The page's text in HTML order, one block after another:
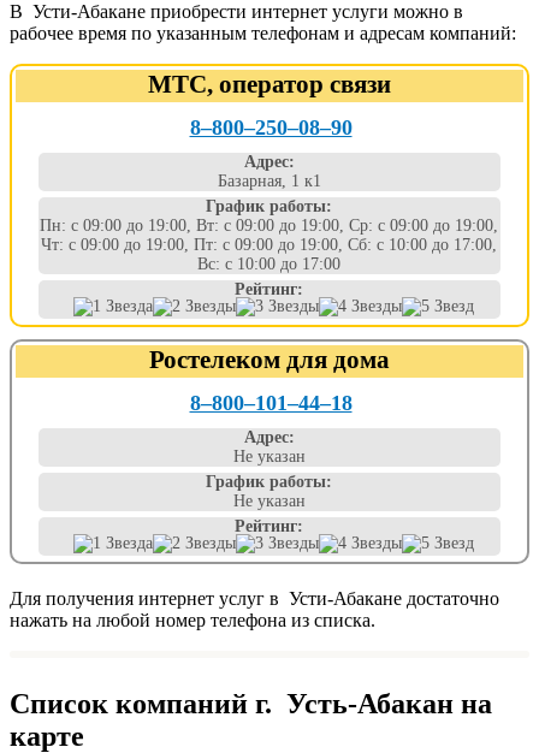
В Усти-Абакане приобрести интернет услуги можно в
рабочее время по указанным телефонам и адресам компаний:
МТС, оператор связи
8‒800‒250‒08‒90
Адрес:
Базарная, 1 к1
График работы:
Пн: с 09:00 до 19:00, Вт: с 09:00 до 19:00, Ср: с 09:00 до 19:00,
Чт: с 09:00 до 19:00, Пт: с 09:00 до 19:00, Сб: с 10:00 до 17:00,
Вс: с 10:00 до 17:00
Рейтинг:
Ростелеком для дома
8‒800‒101‒44‒18
Адрес:
Не указан
График работы:
Не указан
Рейтинг:
Для получения интернет услуг в Усти-Абакане достаточно
нажать на любой номер телефона из списка.
Список компаний г. Усть-Абакан на
карте